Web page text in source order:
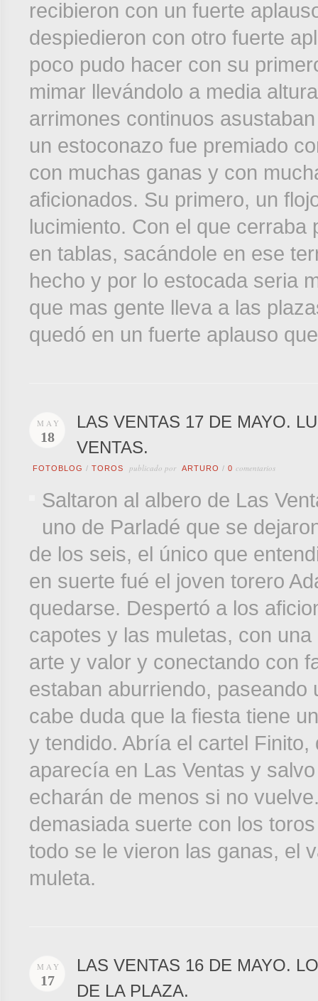
recibieron con un fuerte
despiedieron con otro fuerte
poco pudo hacer con su
mimar llevándolo a media
arrimones continuos
un estoconazo fue premiado
con muchas ganas y con
aficionados. Su primero, un
lucimiento. Con el que
en tablas, sacándole en ese
hecho y por lo estocada seria
que mas gente lleva a las
quedó en un fuerte aplauso
MAY
18
LAS VENTAS 17 DE MAYO.
VENTAS.
FOTOBLOG / TOROS publicado por ARTURO / 0 comentarios
Saltaron al albero de Las
uno de Parladé que se
de los seis, el único que
en suerte fué el joven torero
quedarse. Despertó a los
capotes y las muletas, con
arte y valor y conectando con
estaban aburriendo,
cabe duda que la fiesta tiene
y tendido. Abría el cartel
aparecía en Las Ventas y
echarán de menos si no
demasiada suerte con los
todo se le vieron las ganas, el
muleta.
MAY
17
LAS VENTAS 16 DE MAYO.
DE LA PLAZA.